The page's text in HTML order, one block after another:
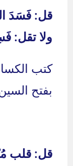
قل: فَسَدَ
ولا تقل:
كتب
بفتح
قل: قلب